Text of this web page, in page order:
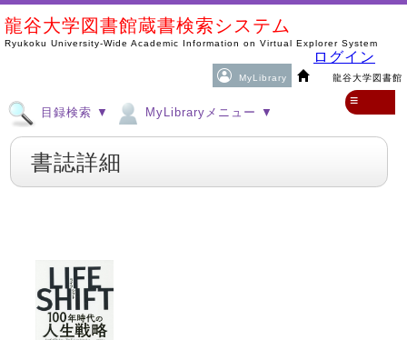
龍谷大学図書館蔵書検索システム
Ryukoku University-Wide Academic Information on Virtual Explorer System
MyLibrary 龍谷大学図書館
ログイン
目録検索 ▼ MyLibraryメニュー ▼
≡
書誌詳細